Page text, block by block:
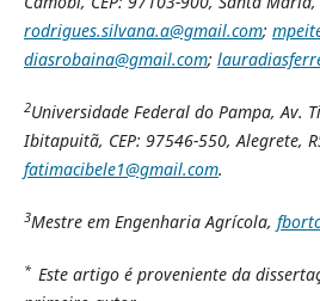
rodrigues.silvana.a@gmail.com;
diasrobaina@gmail.com;
2Universidade Federal do Pampa, Av.
Ibitapuitã, CEP: 97546-550, Alegrete,
fatimacibele1@gmail.com.
3Mestre em Engenharia Agrícola,
* Este artigo é proveniente da